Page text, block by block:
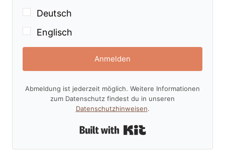
Deutsch
Englisch
Anmelden
Abmeldung ist jederzeit möglich. Weitere Informationen
zum Datenschutz findest du in unseren
Datenschutzhinweisen.